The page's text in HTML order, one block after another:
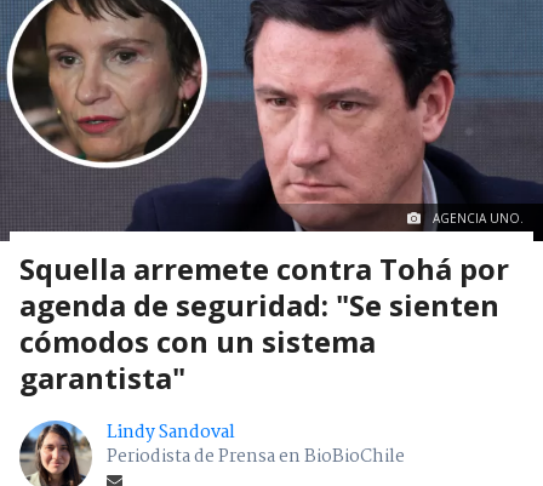
AGENCIA UNO.
Squella arremete contra Tohá por
agenda de seguridad: "Se sienten
cómodos con un sistema
garantista"
Lindy Sandoval
Periodista de Prensa en BioBioChile